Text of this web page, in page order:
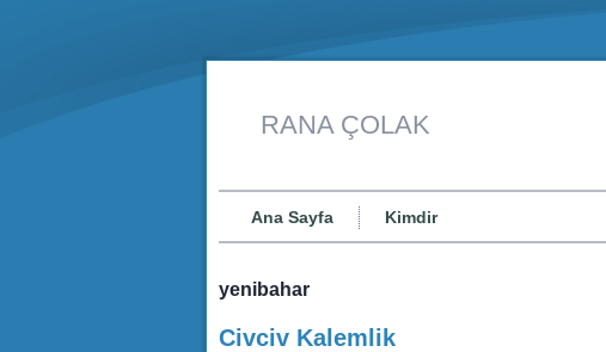
RANA ÇOLAK
Ana Sayfa Kimdir
yenibahar
Civciv Kalemlik